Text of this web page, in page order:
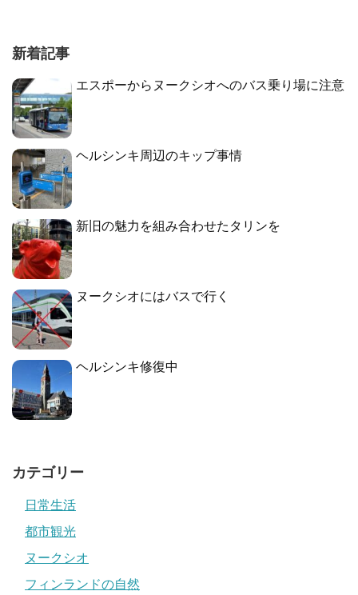
新着記事
エスポーからヌークシオへのバス乗り場に注意
ヘルシンキ周辺のキップ事情
新旧の魅力を組み合わせたタリンを
ヌークシオにはバスで行く
ヘルシンキ修復中
カテゴリー
日常生活
都市観光
ヌークシオ
フィンランドの自然